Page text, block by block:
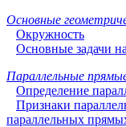
Основные
Окружность
Основные задачи
Параллельные
Определение
Признаки
параллельных